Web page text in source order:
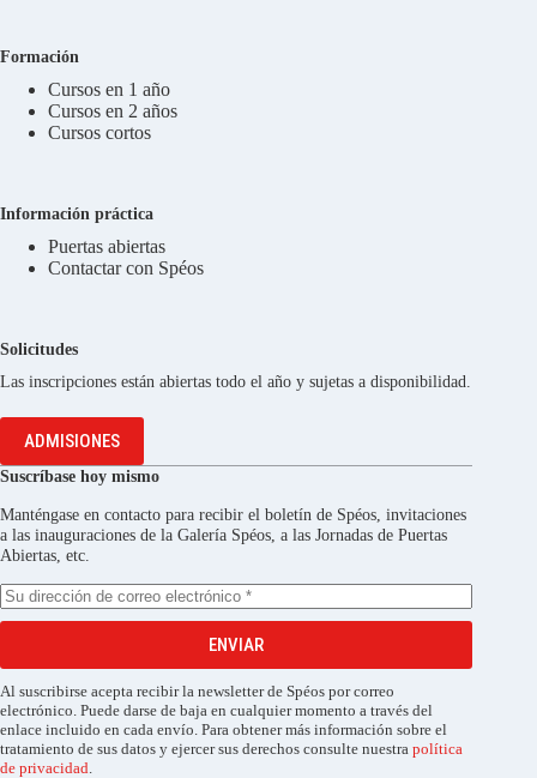
Formación
Cursos en 1 año
Cursos en 2 años
Cursos cortos
Información práctica
Puertas abiertas
Contactar con Spéos
Solicitudes
Las inscripciones están abiertas todo el año y sujetas a disponibilidad.
ADMISIONES
Suscríbase hoy mismo
Manténgase en contacto para recibir el boletín de Spéos, invitaciones
a las inauguraciones de la Galería Spéos, a las Jornadas de Puertas
Abiertas, etc.
ENVIAR
Al suscribirse acepta recibir la newsletter de Spéos por correo
electrónico. Puede darse de baja en cualquier momento a través del
enlace incluido en cada envío. Para obtener más información sobre el
tratamiento de sus datos y ejercer sus derechos consulte nuestra política
de privacidad.